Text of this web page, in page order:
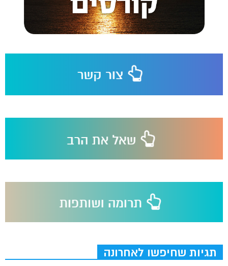
תגיות שחיפשו לאחרונה